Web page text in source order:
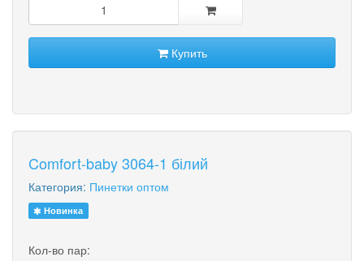
Купить
Comfort-baby 3064-1 білий
Категория: Пинетки оптом
Новинка
Кол-во пар: